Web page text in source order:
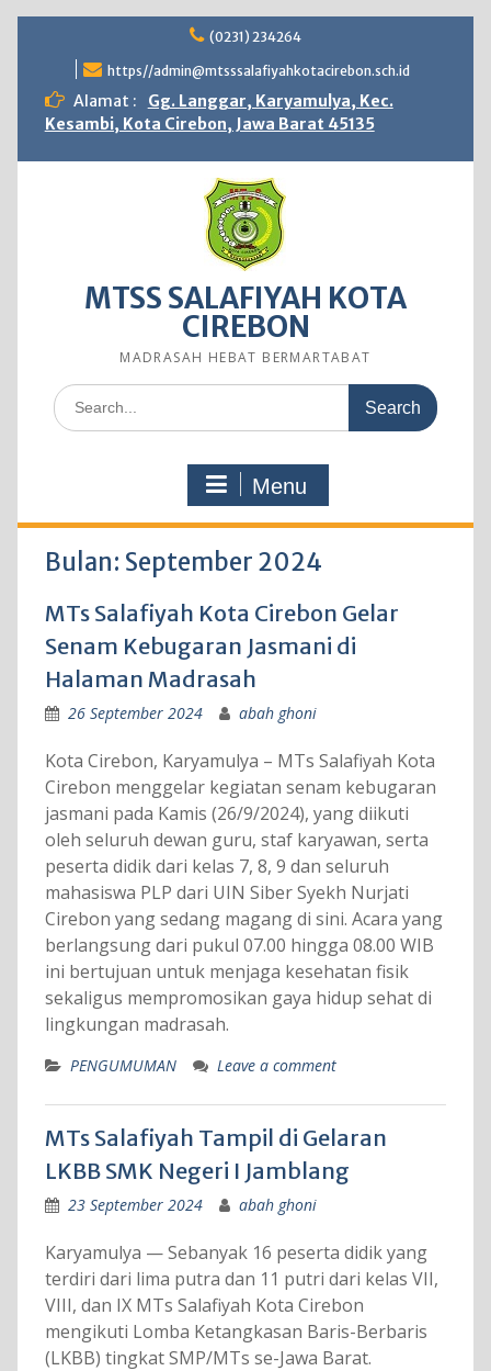
content
(0231) 234264
https//admin@mtsssalafiyahkotacirebon.sch.id
Alamat :
Gg. Langgar, Karyamulya, Kec.
Kesambi, Kota Cirebon, Jawa Barat 45135
MTSS SALAFIYAH KOTA
CIREBON
MADRASAH HEBAT BERMARTABAT
Search
for:
Menu
Bulan: September 2024
MTs Salafiyah Kota Cirebon Gelar
Senam Kebugaran Jasmani di
Halaman Madrasah
26 September 2024 abah ghoni
Kota Cirebon, Karyamulya – MTs Salafiyah Kota
Cirebon menggelar kegiatan senam kebugaran
jasmani pada Kamis (26/9/2024), yang diikuti
oleh seluruh dewan guru, staf karyawan, serta
peserta didik dari kelas 7, 8, 9 dan seluruh
mahasiswa PLP dari UIN Siber Syekh Nurjati
Cirebon yang sedang magang di sini. Acara yang
berlangsung dari pukul 07.00 hingga 08.00 WIB
ini bertujuan untuk menjaga kesehatan fisik
sekaligus mempromosikan gaya hidup sehat di
lingkungan madrasah.
PENGUMUMAN Leave a comment
MTs Salafiyah Tampil di Gelaran
LKBB SMK Negeri I Jamblang
23 September 2024 abah ghoni
Karyamulya — Sebanyak 16 peserta didik yang
terdiri dari lima putra dan 11 putri dari kelas VII,
VIII, dan IX MTs Salafiyah Kota Cirebon
mengikuti Lomba Ketangkasan Baris-Berbaris
(LKBB) tingkat SMP/MTs se-Jawa Barat.